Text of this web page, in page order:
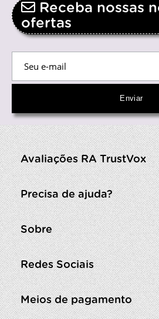
Receba nossas
ofertas
Avaliações RA TrustVox
Precisa de ajuda?
Sobre
Redes Sociais
Meios de pagamento